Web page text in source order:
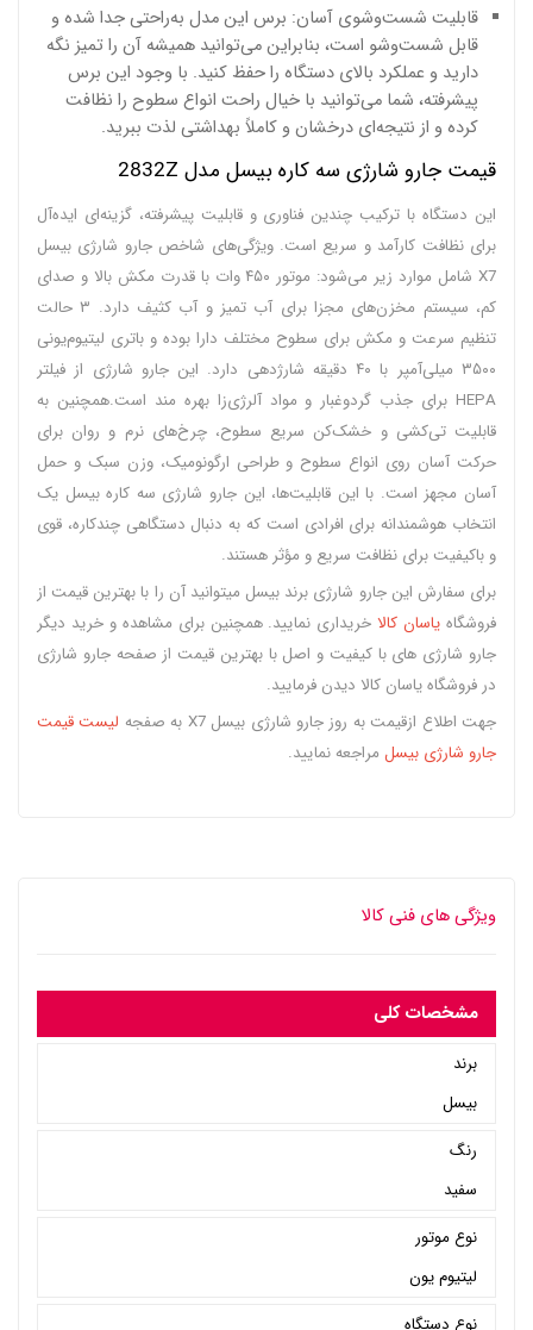
قابلیت شست‌وشوی آسان: برس این مدل به‌راحتی جدا شده و
قابل شست‌وشو است، بنابراین می‌توانید همیشه آن را تمیز نگه
دارید و عملکرد بالای دستگاه را حفظ کنید. با وجود این برس
پیشرفته، شما می‌توانید با خیال راحت انواع سطوح را نظافت
کرده و از نتیجه‌ای درخشان و کاملاً بهداشتی لذت ببرید.
قیمت جارو شارژی سه کاره بیسل مدل 2832Z
این دستگاه با ترکیب چندین فناوری و قابلیت پیشرفته، گزینه‌ای ایده‌آل
برای نظافت کارآمد و سریع است. ویژگی‌های شاخص جارو شارژی بیسل
X7 شامل موارد زیر می‌شود: موتور ۴۵۰ وات با قدرت مکش بالا و صدای
کم، سیستم مخزن‌های مجزا برای آب تمیز و آب کثیف دارد. ۳ حالت
تنظیم سرعت و مکش برای سطوح مختلف دارا بوده و باتری لیتیوم‌یونی
۳۵۰۰ میلی‌آمپر با ۴۰ دقیقه شارژدهی دارد. این جارو شارژی از فیلتر
HEPA برای جذب گردوغبار و مواد آلرژی‌زا بهره مند است.همچنین به
قابلیت تی‌کشی و خشک‌کن سریع سطوح، چرخ‌های نرم و روان برای
حرکت آسان روی انواع سطوح و طراحی ارگونومیک، وزن سبک و حمل
آسان مجهز است. با این قابلیت‌ها، این جارو شارژی سه کاره بیسل یک
انتخاب هوشمندانه برای افرادی است که به دنبال دستگاهی چندکاره، قوی
و باکیفیت برای نظافت سریع و مؤثر هستند.
برای سفارش این جارو شارژی برند بیسل میتوانید آن را با بهترین قیمت از
فروشگاه یاسان کالاخریداری نمایید. همچنین برای مشاهده و خرید دیگر
جارو شارژی های با کیفیت و اصل با بهترین قیمت از صفحه جارو شارژی
در فروشگاه یاسان کالا دیدن فرمایید.
جهت اطلاع ازقیمت به روز جارو شارژی بیسل X7 به صفجه
لیست قیمت
جارو شارژی بیسل مراجعه نمایید.
ویژگی های فنی کالا
مشخصات کلی
برند
بیسل
رنگ
سفید
نوع موتور
لیتیوم یون
نوع دستگاه